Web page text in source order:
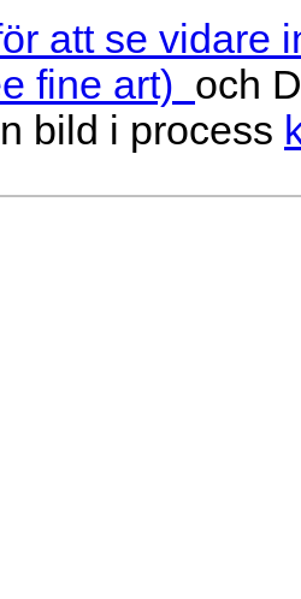
att se vidare
fine art) och
bild i process